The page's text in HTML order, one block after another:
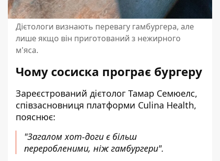
Дієтологи визнають перевагу гамбургера, але
лише якщо він приготований з нежирного
м'яса.
Чому сосиска програє бургеру
Зареєстрований дієтолог Тамар Семюелс,
співзасновниця платформи Culina Health,
пояснює:
"Загалом хот-доги є більш
переробленими, ніж гамбургери".